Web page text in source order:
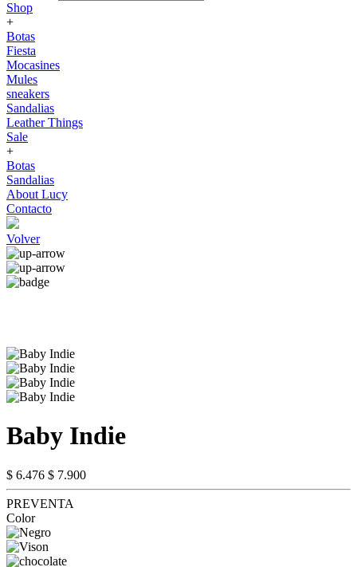
Shop
+
Botas
Fiesta
Mocasines
Mules
sneakers
Sandalias
Leather Things
Sale
+
Botas
Sandalias
About Lucy
Contacto
Volver
Baby Indie
$ 6.476 $ 7.900
PREVENTA
Color